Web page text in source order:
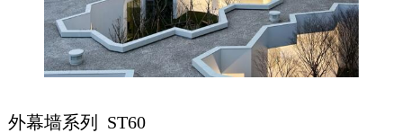
外幕墙系列 ST60